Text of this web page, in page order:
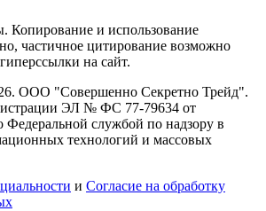
Копирование и использование
частичное цитирование возможно
на сайт.
ООО "Совершенно Секретно Трейд".
ЭЛ № ФС 77-79634 от
Федеральной службой по надзору в
технологий и массовых
и Согласие на обработку